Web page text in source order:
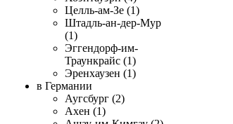
Целль-ам-Зе (1)
Штадль-ан-дер-Мур
(1)
Эггендорф-им-
Траункрайс (1)
Эренхаузен (1)
в Германии
Аугсбург (2)
Ахен (1)